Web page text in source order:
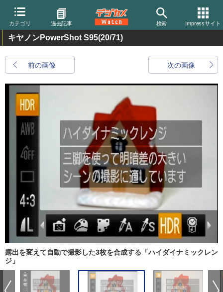
カテゴリ 過去記事 検索 Impressサイト
キヤノンPowerShot S95(20/71)
前の画像 次の画像
露出を変えて自動で撮影した3枚を合成する「ハイダイナミックレン
ジ」